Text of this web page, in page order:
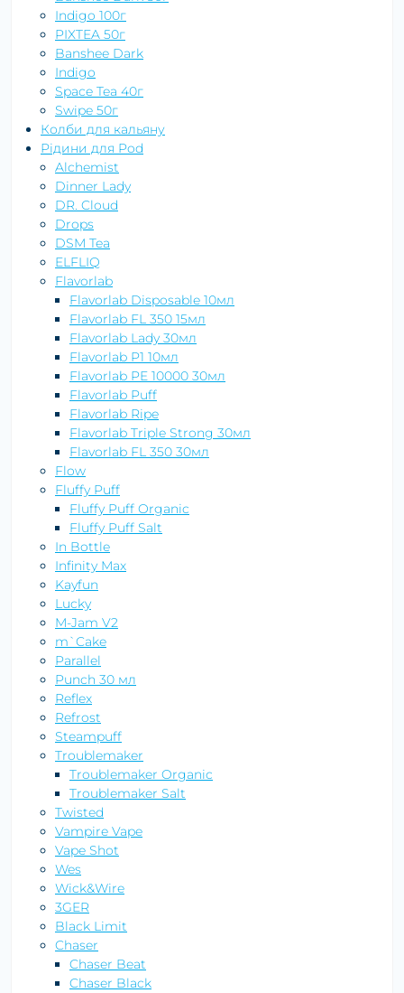
Indigo 100г
PIXTEA 50г
Banshee Dark
Indigo
Space Tea 40г
Swipe 50г
Колби для кальяну
Рідини для Pod
Alchemist
Dinner Lady
DR. Cloud
Drops
DSM Tea
ELFLIQ
Flavorlab
Flavorlab Disposable 10мл
Flavorlab FL 350 15мл
Flavorlab Lady 30мл
Flavorlab P1 10мл
Flavorlab PE 10000 30мл
Flavorlab Puff
Flavorlab Ripe
Flavorlab Triple Strong 30мл
Flavorlab FL 350 30мл
Flow
Fluffy Puff
Fluffy Puff Organic
Fluffy Puff Salt
In Bottle
Infinity Max
Kayfun
Lucky
M-Jam V2
m`Cake
Parallel
Punch 30 мл
Reflex
Refrost
Steampuff
Troublemaker
Troublemaker Organic
Troublemaker Salt
Twisted
Vampire Vape
Vape Shot
Wes
Wick&Wire
3GER
Black Limit
Chaser
Chaser Beat
Chaser Black